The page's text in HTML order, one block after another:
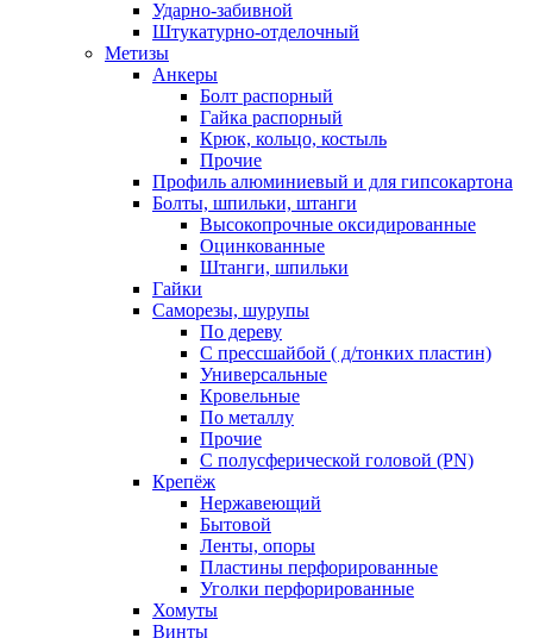
Ударно-забивной
Штукатурно-отделочный
Метизы
Анкеры
Болт распорный
Гайка распорный
Крюк, кольцо, костыль
Прочие
Профиль алюминиевый и для гипсокартона
Болты, шпильки, штанги
Высокопрочные оксидированные
Оцинкованные
Штанги, шпильки
Гайки
Саморезы, шурупы
По дереву
С прессшайбой ( д/тонких пластин)
Универсальные
Кровельные
По металлу
Прочие
С полусферической головой (PN)
Крепёж
Нержавеющий
Бытовой
Ленты, опоры
Пластины перфорированные
Уголки перфорированные
Хомуты
Винты